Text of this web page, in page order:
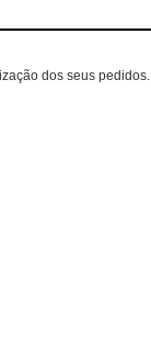
dos seus pedidos.